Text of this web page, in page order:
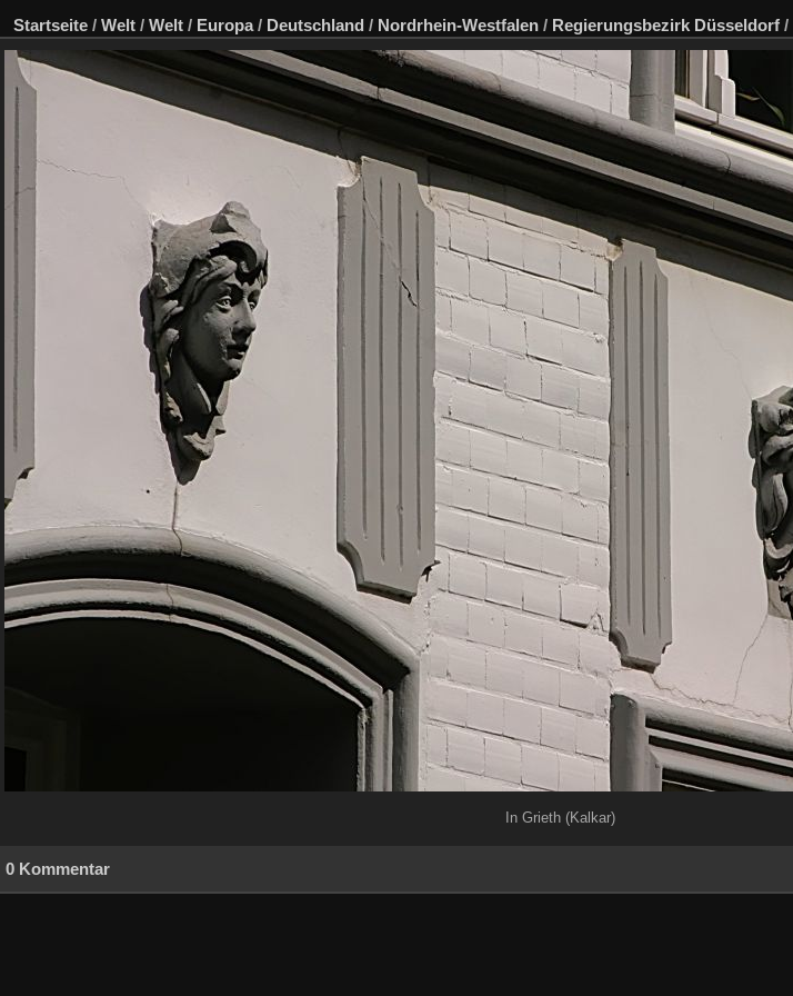
Startseite / Welt / Welt / Europa/ Deutschland / Nordrhein-Westfalen / Regierungsbezirk Düsseldorf /
In Grieth (Kalkar)
0 Kommentar